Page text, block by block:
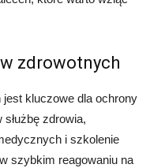
zdrowotnych
kluczowe dla ochrony
zdrowia,
i szkolenie
szybkim reagowaniu na